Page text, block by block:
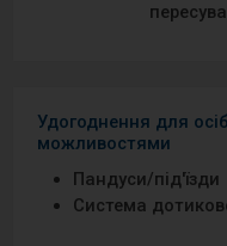
Удогоднення для
можливостями
Пандуси/під′їзди
Система